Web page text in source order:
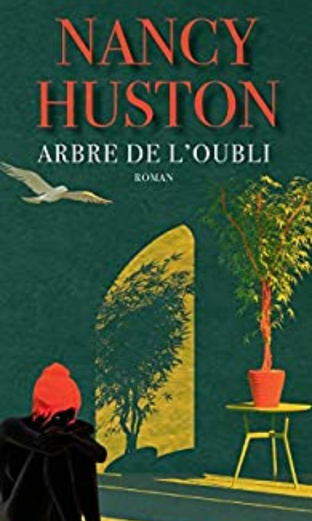
LIRE LA SUITE